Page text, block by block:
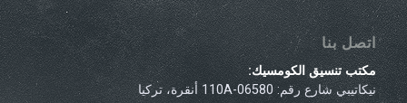
اتصل بنا
مكتب تنسيق الكومسيك:
نيكاتيبي شارع رقم: 110A-06580 أنقرة، تركيا